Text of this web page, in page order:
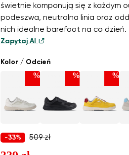
świetnie komponują się z każdym
podeszwa, neutralna linia oraz
nich idealne barefoot na co dzień.
Zapytaj AI
Kolor / Odcień
% % %
-33% 509 zł